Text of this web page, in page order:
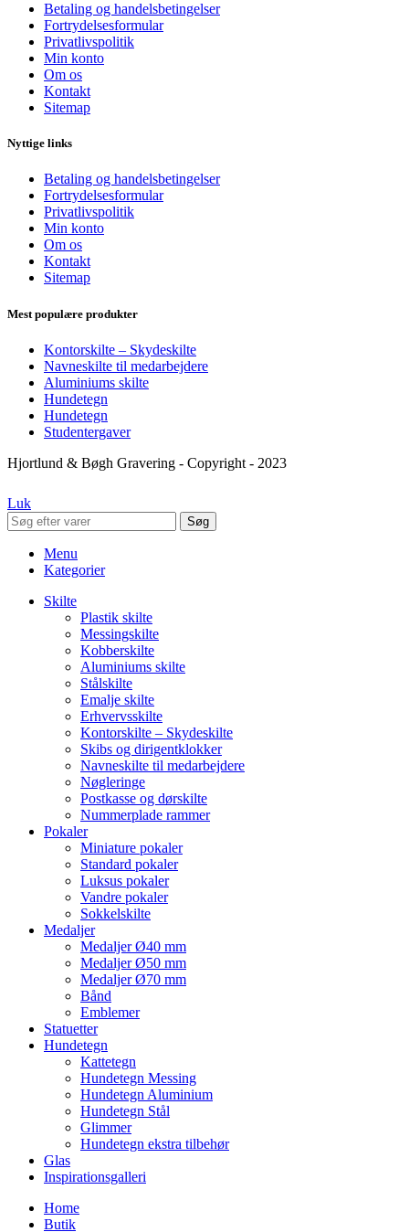
Betaling og handelsbetingelser
Fortrydelsesformular
Privatlivspolitik
Min konto
Om os
Kontakt
Sitemap
Nyttige links
Betaling og handelsbetingelser
Fortrydelsesformular
Privatlivspolitik
Min konto
Om os
Kontakt
Sitemap
Mest populære produkter
Kontorskilte – Skydeskilte
Navneskilte til medarbejdere
Aluminiums skilte
Hundetegn
Hundetegn
Studentergaver
Hjortlund & Bøgh Gravering - Copyright - 2023
Luk
Søg
Menu
Kategorier
Skilte
Plastik skilte
Messingskilte
Kobberskilte
Aluminiums skilte
Stålskilte
Emalje skilte
Erhvervsskilte
Kontorskilte – Skydeskilte
Skibs og dirigentklokker
Navneskilte til medarbejdere
Nøgleringe
Postkasse og dørskilte
Nummerplade rammer
Pokaler
Miniature pokaler
Standard pokaler
Luksus pokaler
Vandre pokaler
Sokkelskilte
Medaljer
Medaljer Ø40 mm
Medaljer Ø50 mm
Medaljer Ø70 mm
Bånd
Emblemer
Statuetter
Hundetegn
Kattetegn
Hundetegn Messing
Hundetegn Aluminium
Hundetegn Stål
Glimmer
Hundetegn ekstra tilbehør
Glas
Inspirationsgalleri
Home
Butik